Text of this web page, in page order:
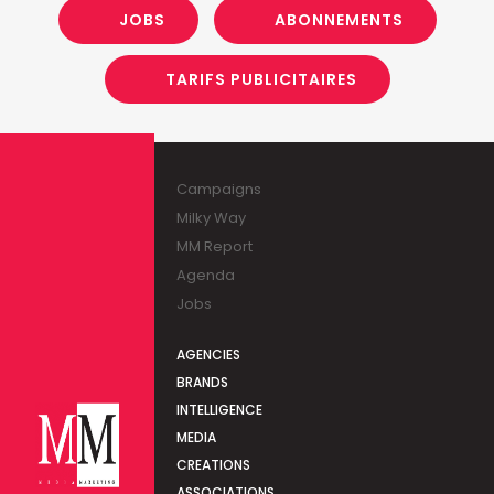
JOBS ABONNEMENTS
TARIFS PUBLICITAIRES
Campaigns
Milky Way
MM Report
Agenda
Jobs
AGENCIES
BRANDS
INTELLIGENCE
MEDIA
CREATIONS